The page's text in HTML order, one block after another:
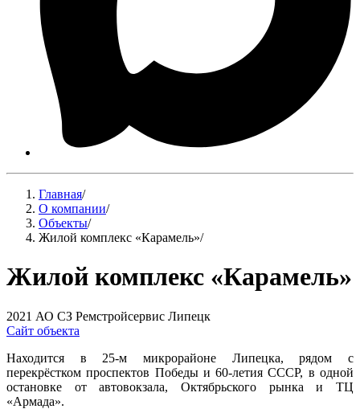
Главная/
О компании/
Объекты/
Жилой комплекс «Карамель»/
Жилой комплекс «Карамель»
2021 АО СЗ Ремстройсервис Липецк
Сайт объекта
Находится в 25-м микрорайоне Липецка, рядом с
перекрёстком проспектов Победы и 60-летия СССР, в одной
остановке от автовокзала, Октябрьского рынка и ТЦ
«Армада».